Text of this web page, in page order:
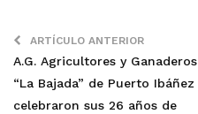
ARTÍCULO ANTERIOR
A.G. Agricultores y Ganaderos
“La Bajada” de Puerto Ibáñez
celebraron sus 26 años de